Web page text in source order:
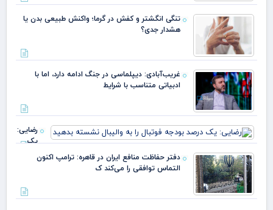
تنگی انگشتر و کفش در گرما؛ واکنش طبیعی بدن یا
هشدار جدی؟
غریب‌آبادی: دیپلماسی در جنگ ادامه دارد، اما با
ادبیاتی متناسب با شرایط
رضایی:
یک
بودجه
والیبال
دفتر حفاظت منافع ایران در قاهره: ترامپ اکنون
التماس توافقی را می‌کند ک